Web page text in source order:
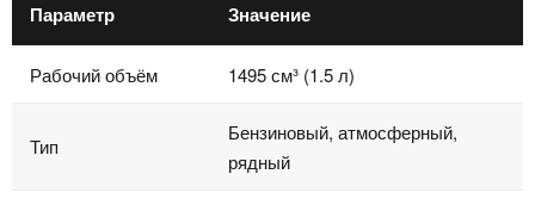
Параметр Значение
Рабочий объём 1495 см³ (1.5 л)
Тип
Бензиновый, атмосферный,
рядный